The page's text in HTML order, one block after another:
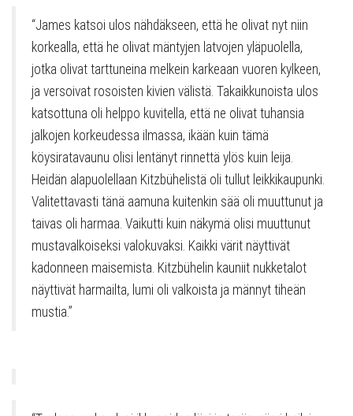
“James katsoi ulos nähdäkseen, että he olivat nyt niin
korkealla, että he olivat mäntyjen latvojen yläpuolella,
jotka olivat tarttuneina melkein karkeaan vuoren kylkeen,
ja versoivat rosoisten kivien välistä. Takaikkunoista ulos
katsottuna oli helppo kuvitella, että ne olivat tuhansia
jalkojen korkeudessa ilmassa, ikään kuin tämä
köysiratavaunu olisi lentänyt rinnettä ylös kuin leija.
Heidän alapuolellaan Kitzbühelistä oli tullut leikkikaupunki.
Valitettavasti tänä aamuna kuitenkin sää oli muuttunut ja
taivas oli harmaa. Vaikutti kuin näkymä olisi muuttunut
mustavalkoiseksi valokuvaksi. Kaikki värit näyttivät
kadonneen maisemista. Kitzbühelin kauniit nukketalot
näyttivät harmailta, lumi oli valkoista ja männyt tiheän
mustia.”